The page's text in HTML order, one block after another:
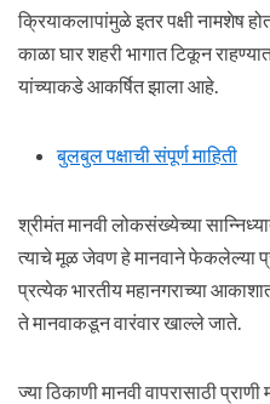
क्रियाकलापांमुळे इतर पक्षी नामशेष
काळा घार शहरी भागात टिकून
यांच्याकडे आकर्षित झाला आहे.
बुलबुल पक्षाची संपूर्ण माहिती
श्रीमंत मानवी लोकसंख्येच्या
त्याचे मूळ जेवण हे मानवाने फेकलेल्या
प्रत्येक भारतीय महानगराच्या
ते मानवाकडून वारंवार खाल्ले जाते.
ज्या ठिकाणी मानवी वापरासाठी